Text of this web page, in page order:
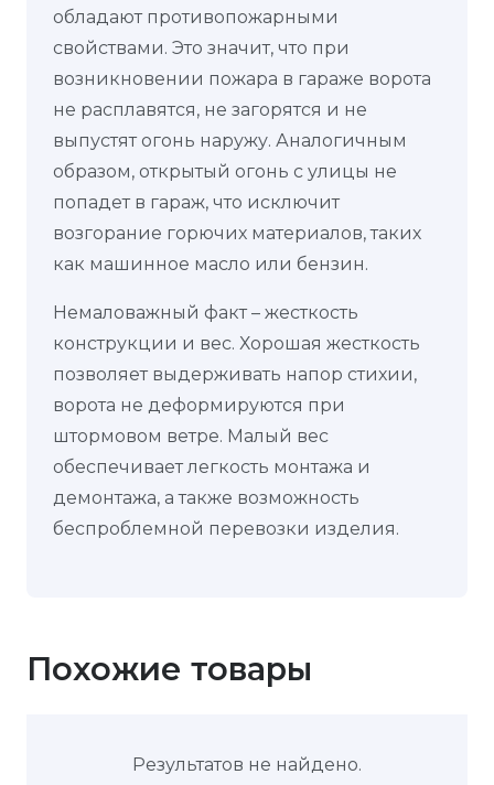
обладают противопожарными
свойствами. Это значит, что при
возникновении пожара в гараже ворота
не расплавятся, не загорятся и не
выпустят огонь наружу. Аналогичным
образом, открытый огонь с улицы не
попадет в гараж, что исключит
возгорание горючих материалов, таких
как машинное масло или бензин.
Немаловажный факт – жесткость
конструкции и вес. Хорошая жесткость
позволяет выдерживать напор стихии,
ворота не деформируются при
штормовом ветре. Малый вес
обеспечивает легкость монтажа и
демонтажа, а также возможность
беспроблемной перевозки изделия.
Похожие товары
Результатов не найдено.